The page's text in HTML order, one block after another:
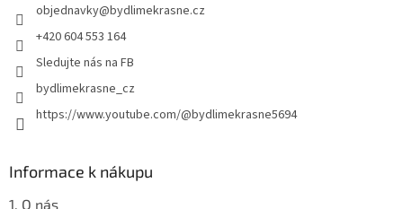
objednavky@bydlimekrasne.cz
+420 604 553 164
Sledujte nás na FB
bydlimekrasne_cz
https://www.youtube.com/@bydlimekrasne5694
Informace k nákupu
1. O nás